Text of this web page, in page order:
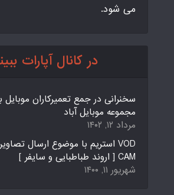
می شود.
در کانال آپارات
سخنرانی در جمع تعمیرکاران موبایل
مجموعه موبایل آباد
مرداد ۱۲, ۱۴۰۲
CAM [ اروند طباطبایی و سایفر ]
شهریور ۱۱, ۱۴۰۰